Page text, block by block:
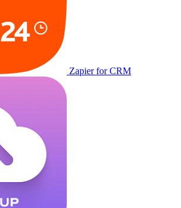
Zapier for CRM